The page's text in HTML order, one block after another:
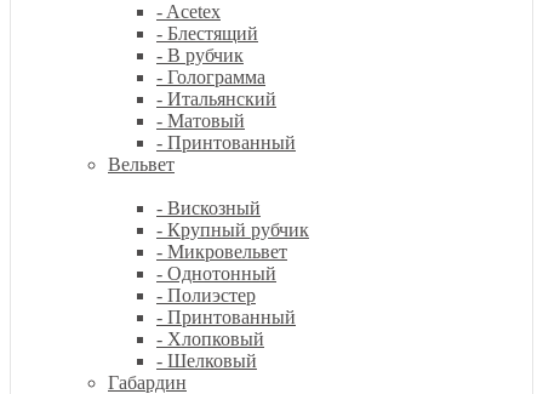
- Acetex
- Блестящий
- В рубчик
- Голограмма
- Итальянский
- Матовый
- Принтованный
Вельвет
- Вискозный
- Крупный рубчик
- Микровельвет
- Однотонный
- Полиэстер
- Принтованный
- Хлопковый
- Шелковый
Габардин